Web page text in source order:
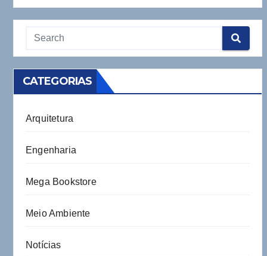
CATEGORIAS
Arquitetura
Engenharia
Mega Bookstore
Meio Ambiente
Notícias